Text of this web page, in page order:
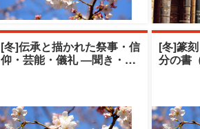
[冬]伝承と描かれた祭事・信
仰・芸能・儀礼 ―聞き・伝
[冬]篆
分の書